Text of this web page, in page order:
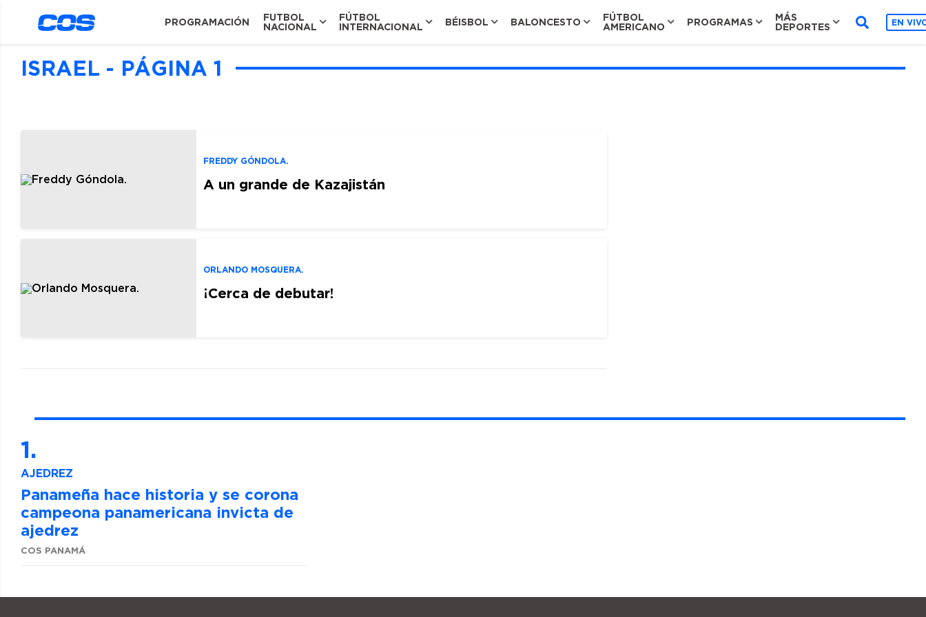
PROGRAMACIÓN
FUTBOL
NACIONAL
FÚTBOL
INTERNACIONAL
BÉISBOL BALONCESTO
FÚTBOL
AMERICANO
PROGRAMAS
MÁS
DEPORTES
EN
ISRAEL - PÁGINA 1
FREDDY GÓNDOLA.
A un grande de Kazajistán
ORLANDO MOSQUERA.
¡Cerca de debutar!
AJEDREZ
Panameña hace historia y se corona
campeona panamericana invicta de
ajedrez
COS PANAMÁ